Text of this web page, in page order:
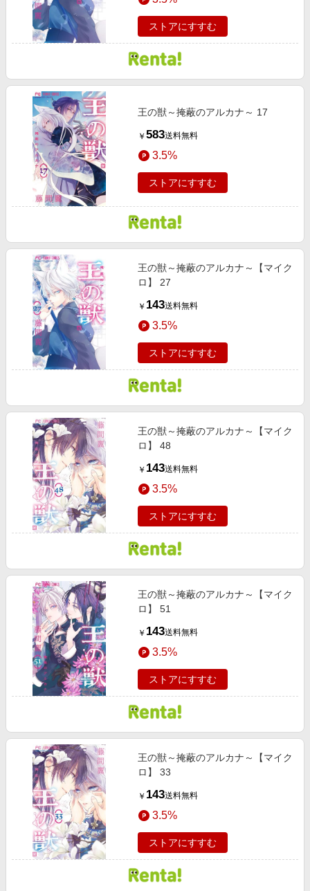
ストアにすすむ
王の獣～掩蔽のアルカナ～ 17
￥ 583送料無料
3.5%
ストアにすすむ
王の獣～掩蔽のアルカナ～【マイク
ロ】 27
￥ 143送料無料
3.5%
ストアにすすむ
王の獣～掩蔽のアルカナ～【マイク
ロ】 48
￥ 143送料無料
3.5%
ストアにすすむ
王の獣～掩蔽のアルカナ～【マイク
ロ】 51
￥ 143送料無料
3.5%
ストアにすすむ
王の獣～掩蔽のアルカナ～【マイク
ロ】 33
￥ 143送料無料
3.5%
ストアにすすむ